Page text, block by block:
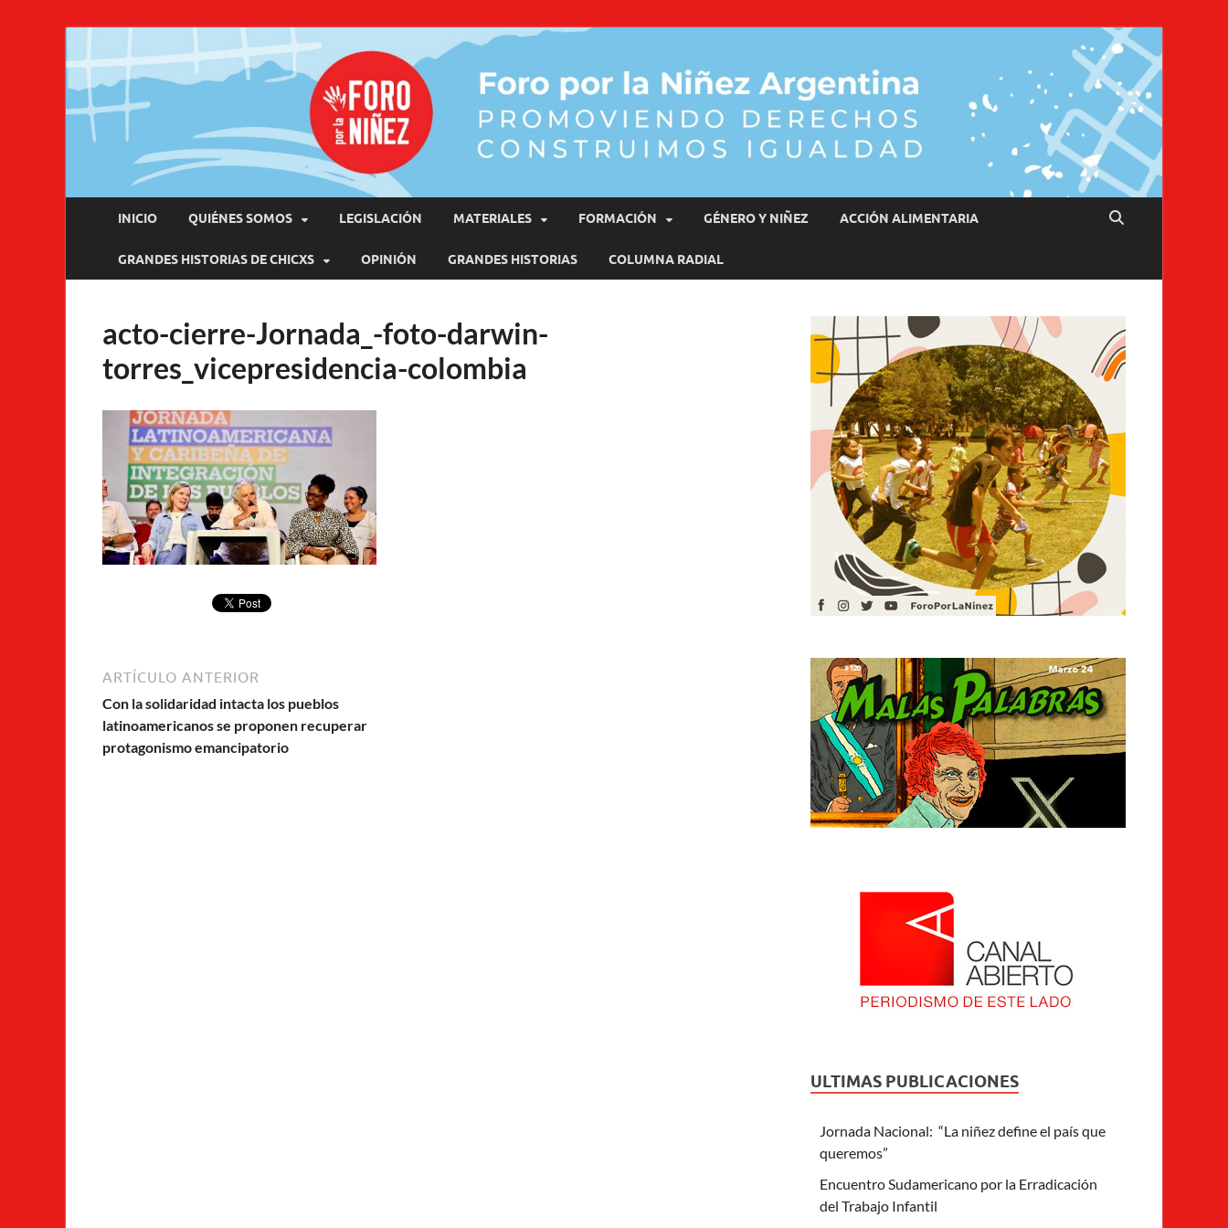
Promoviendo Derechos, Construimos Igualdad
INICIO QUIÉNES SOMOS LEGISLACIÓN MATERIALES FORMACIÓN GÉNERO Y NIÑEZ ACCIÓN ALIMENTARIA
GRANDES HISTORIAS DE CHICXS OPINIÓN GRANDES HISTORIAS COLUMNA RADIAL
acto-cierre-Jornada_-foto-darwin-
torres_vicepresidencia-colombia
ARTÍCULO ANTERIOR
Con la solidaridad intacta los pueblos
latinoamericanos se proponen recuperar
protagonismo emancipatorio
ULTIMAS PUBLICACIONES
Jornada Nacional: “La niñez define el país que
queremos”
Encuentro Sudamericano por la Erradicación
del Trabajo Infantil